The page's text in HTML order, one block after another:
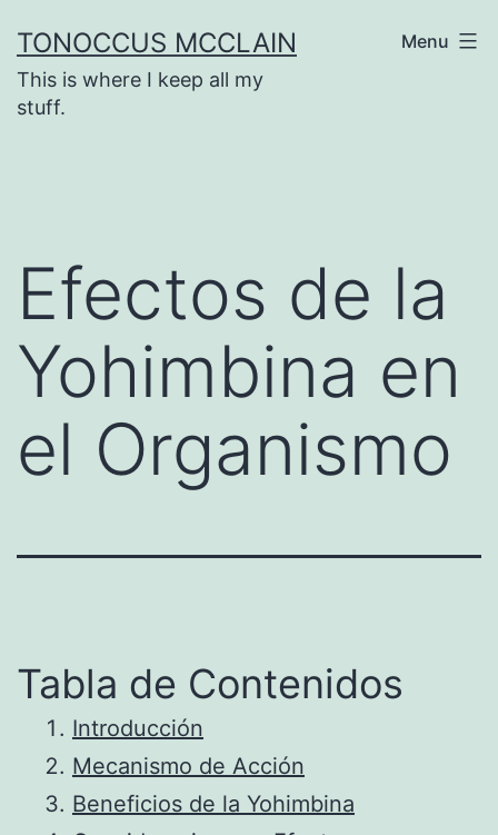
to
content
TONOCCUS MCCLAIN
This is where I keep all my
stuff.
Menu
Efectos de la
Yohimbina en
el Organismo
Tabla de Contenidos
Introducción
Mecanismo de Acción
Beneficios de la Yohimbina